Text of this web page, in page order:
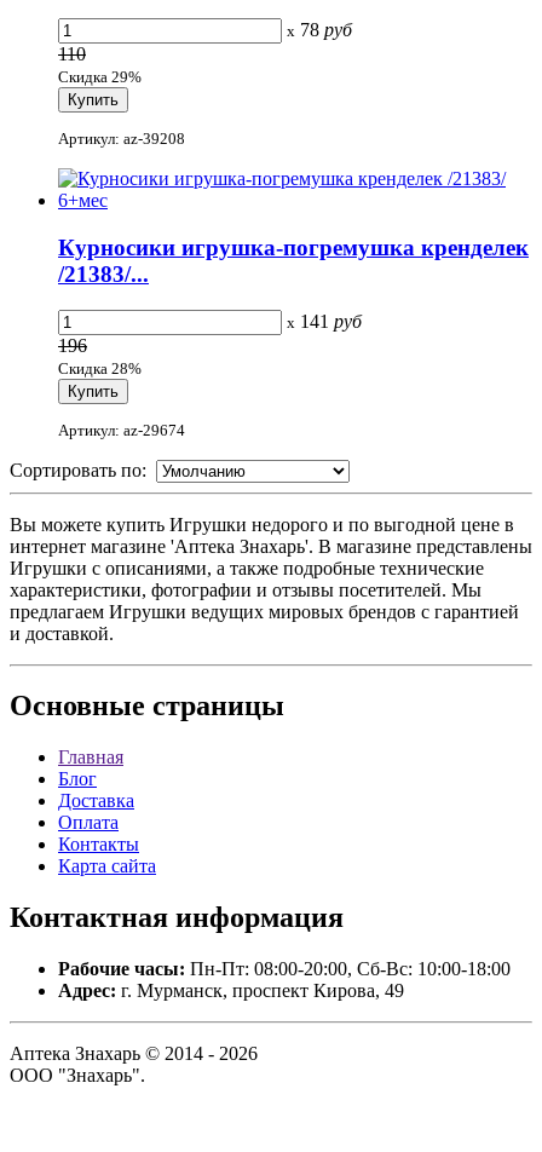
x 78 руб
110
Скидка 29%
Артикул: az-39208
Курносики игрушка-погремушка кренделек
/21383/...
x 141 руб
196
Скидка 28%
Артикул: az-29674
Сортировать по:
Вы можете купить Игрушки недорого и по выгодной цене в
интернет магазине 'Аптека Знахарь'. В магазине представлены
Игрушки с описаниями, а также подробные технические
характеристики, фотографии и отзывы посетителей. Мы
предлагаем Игрушки ведущих мировых брендов с гарантией
и доставкой.
Основные страницы
Главная
Блог
Доставка
Оплата
Контакты
Карта сайта
Контактная информация
Рабочие часы: Пн-Пт: 08:00-20:00, Сб-Вс: 10:00-18:00
Адрес: г. Мурманск, проспект Кирова, 49
Аптека Знахарь © 2014 - 2026
ООО "Знахарь".